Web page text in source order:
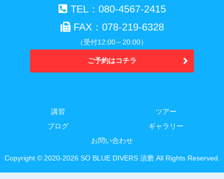
TEL：080-4567-2415
FAX：078-219-6328
（受付12:00～20:00）
ご予約はコチラ
講習
ツアー
ブログ
ギャラリー
お問い合わせ
Copyright © 2020-2026 SO BLUE DIVERS 須磨 All Rights Reserved.